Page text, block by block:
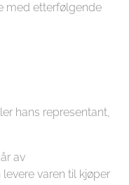
med etterfølgende
hans representant,
av
varen til kjøper